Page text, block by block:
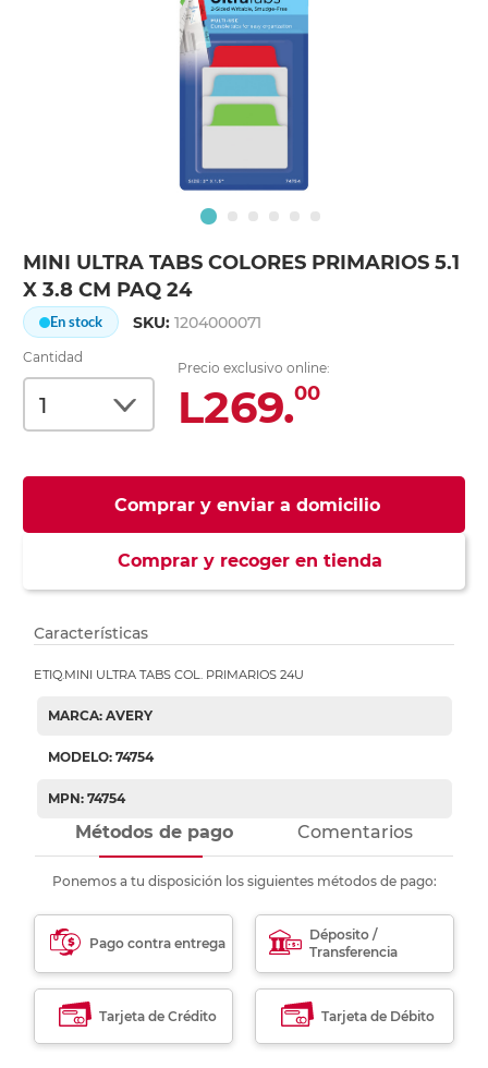
MINI ULTRA TABS COLORES PRIMARIOS 5.1
X 3.8 CM PAQ 24
En stock SKU:1204000071
Cantidad
Precio exclusivo online:
L269.00
Comprar y enviar a domicilio
Comprar y recoger en tienda
Características
ETIQ.MINI ULTRA TABS COL. PRIMARIOS 24U
MARCA: AVERY
MODELO: 74754
MPN: 74754
Métodos de pago Comentarios
Ponemos a tu disposición los siguientes métodos de pago:
Pago contra entrega
Déposito /
Transferencia
Tarjeta de Crédito Tarjeta de Débito